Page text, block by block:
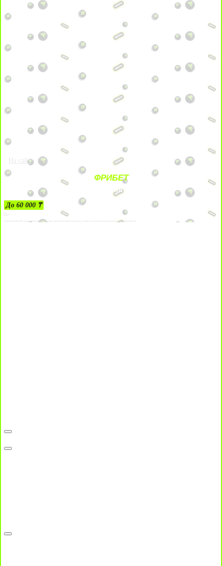
На сайт
ФРИБЕТ
ЗА ДЕПОЗИТЫ
До 60 000 ₸
21+
Лицензии №24514359, выданной комитетом индустрии туризма Министерства культуры и спорта Республики Казахстан срок до 27 сентября 2034 года.